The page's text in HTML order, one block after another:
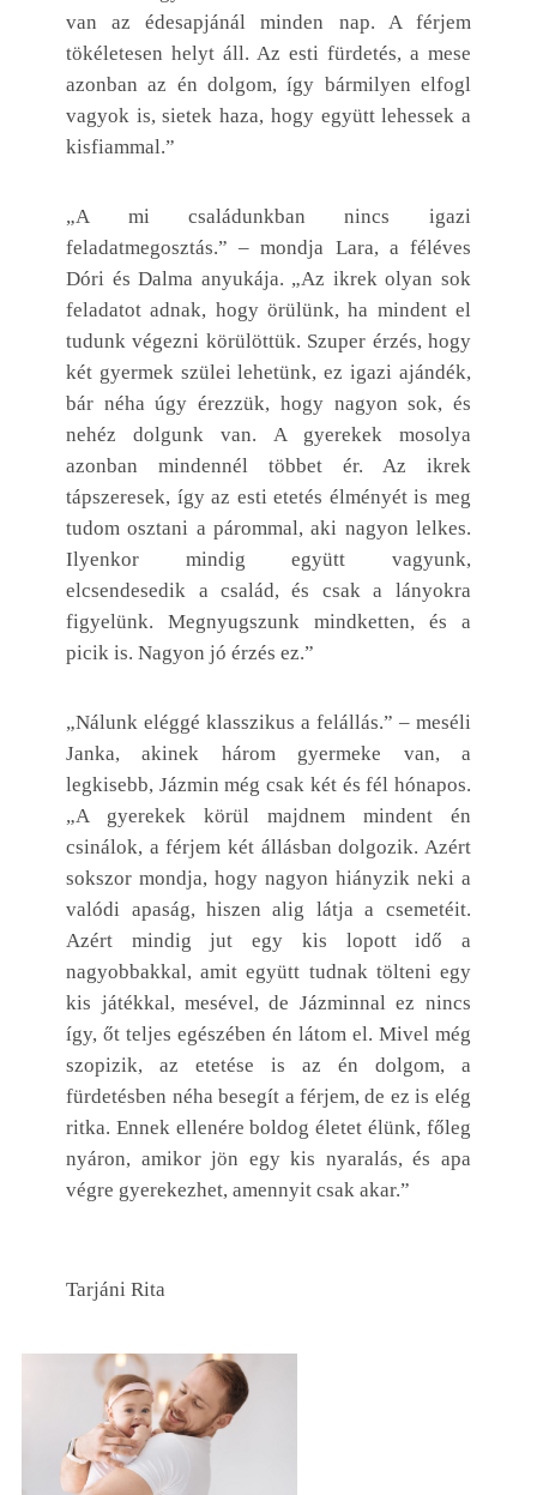
van az édesapjánál minden nap. A férjem
tökéletesen helyt áll. Az esti fürdetés, a mese
azonban az én dolgom, így bármilyen elfogl
vagyok is, sietek haza, hogy együtt lehessek a
kisfiammal.”
„A mi családunkban nincs igazi
feladatmegosztás.” – mondja Lara, a féléves
Dóri és Dalma anyukája. „Az ikrek olyan sok
feladatot adnak, hogy örülünk, ha mindent el
tudunk végezni körülöttük. Szuper érzés, hogy
két gyermek szülei lehetünk, ez igazi ajándék,
bár néha úgy érezzük, hogy nagyon sok, és
nehéz dolgunk van. A gyerekek mosolya
azonban mindennél többet ér. Az ikrek
tápszeresek, így az esti etetés élményét is meg
tudom osztani a párommal, aki nagyon lelkes.
Ilyenkor mindig együtt vagyunk,
elcsendesedik a család, és csak a lányokra
figyelünk. Megnyugszunk mindketten, és a
picik is. Nagyon jó érzés ez.”
„Nálunk eléggé klasszikus a felállás.” – meséli
Janka, akinek három gyermeke van, a
legkisebb, Jázmin még csak két és fél hónapos.
„A gyerekek körül majdnem mindent én
csinálok, a férjem két állásban dolgozik. Azért
sokszor mondja, hogy nagyon hiányzik neki a
valódi apaság, hiszen alig látja a csemetéit.
Azért mindig jut egy kis lopott idő a
nagyobbakkal, amit együtt tudnak tölteni egy
kis játékkal, mesével, de Jázminnal ez nincs
így, őt teljes egészében én látom el. Mivel még
szopizik, az etetése is az én dolgom, a
fürdetésben néha besegít a férjem, de ez is elég
ritka. Ennek ellenére boldog életet élünk, főleg
nyáron, amikor jön egy kis nyaralás, és apa
végre gyerekezhet, amennyit csak akar.”
Tarjáni Rita